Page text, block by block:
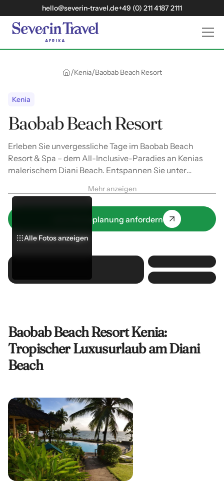
hello@severin-travel.de+49 (0) 211 4187 2111
/Kenia/Baobab Beach Resort
Kenia
Baobab Beach Resort
Erleben Sie unvergessliche Tage im Baobab Beach
Resort & Spa – dem All-Inclusive-Paradies an Kenias
malerischem Diani Beach. Entspannen Sie unter
und entdecken Sie die wilde Schönheit der Küste bei
spannenden Ausflügen und Safaris.
Mehr anzeigen
Jetzt Reiseplanung anfordern
Alle Fotos anzeigen
Alle Fotos anzeigen
Alle Fotos anzeigen
Baobab Beach Resort Kenia:
Tropischer Luxusurlaub am Diani
Beach